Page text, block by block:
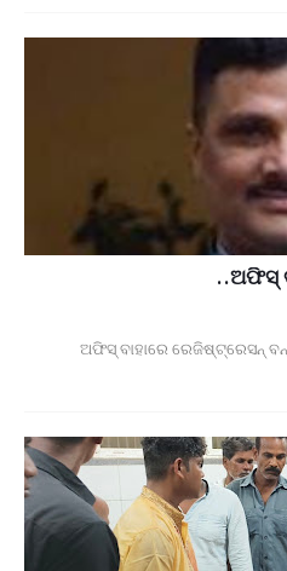
ଅଫିସ୍‌
*ଅଫିସ୍‌ ବାହାରେ ରେଜିଷ୍ଟ୍ରେସନ୍